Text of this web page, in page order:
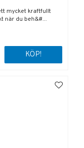
mycket kraftfullt
när du beh&#...
KÖP!